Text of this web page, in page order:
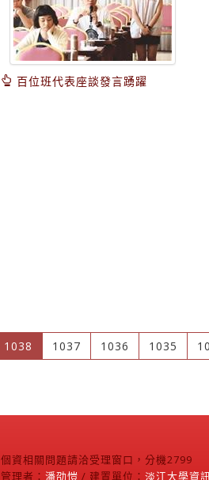
百位班代表座談發言踴躍
1038 (current)
1037 1036 1035
個資相關問題請洽受理窗口，分機2799
管理者： 潘劭愷 / 建置單位： 淡江大學資